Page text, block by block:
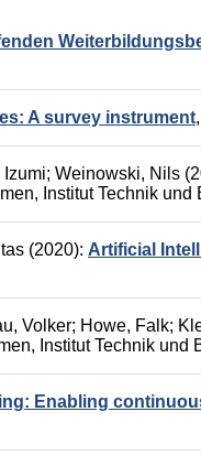
A survey instrument,
Izumi; Weinowski, Nils
Institut Technik und
(2020): Artificial
Volker; Howe, Falk;
Institut Technik und
Enabling